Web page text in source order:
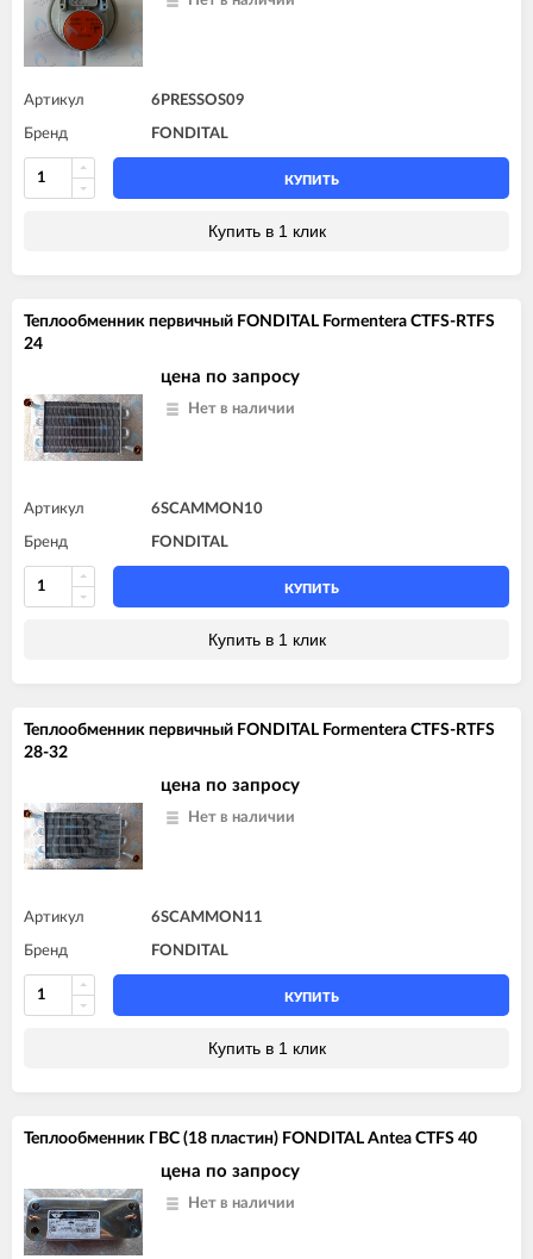
Артикул 6PRESSOS09
Бренд FONDITAL
КУПИТЬ
Купить в 1 клик
Теплообменник первичный FONDITAL Formentera CTFS-RTFS
24
цена по запросу
Нет в наличии
Артикул 6SCAMMON10
Бренд FONDITAL
КУПИТЬ
Купить в 1 клик
Теплообменник первичный FONDITAL Formentera CTFS-RTFS
28-32
цена по запросу
Нет в наличии
Артикул 6SCAMMON11
Бренд FONDITAL
КУПИТЬ
Купить в 1 клик
Теплообменник ГВС (18 пластин) FONDITAL Antea CTFS 40
цена по запросу
Нет в наличии